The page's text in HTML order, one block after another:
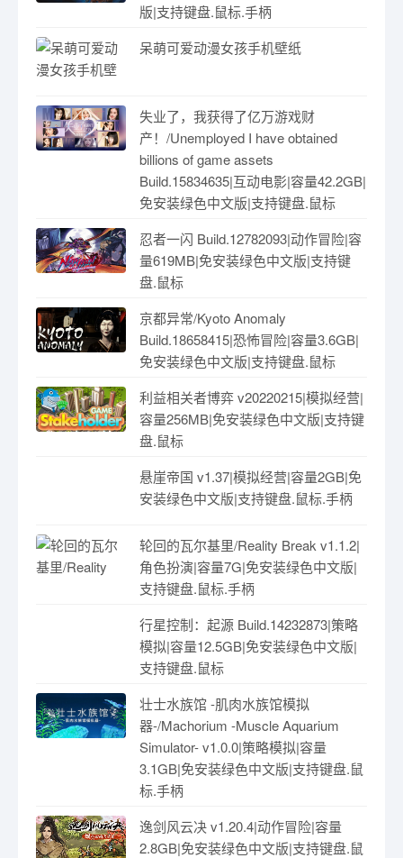
版|支持键盘.鼠标.手柄
呆萌可爱动漫女孩手机壁纸
失业了，我获得了亿万游戏财
产！/Unemployed I have obtained
billions of game assets
Build.15834635|互动电影|容量42.2GB|
免安装绿色中文版|支持键盘.鼠标
忍者一闪 Build.12782093|动作冒险|容
量619MB|免安装绿色中文版|支持键
盘.鼠标
京都异常/Kyoto Anomaly
Build.18658415|恐怖冒险|容量3.6GB|
免安装绿色中文版|支持键盘.鼠标
利益相关者博弈 v20220215|模拟经营|
容量256MB|免安装绿色中文版|支持键
盘.鼠标
悬崖帝国 v1.37|模拟经营|容量2GB|免
安装绿色中文版|支持键盘.鼠标.手柄
轮回的瓦尔基里/Reality Break v1.1.2|
角色扮演|容量7G|免安装绿色中文版|
支持键盘.鼠标.手柄
行星控制：起源 Build.14232873|策略
模拟|容量12.5GB|免安装绿色中文版|
支持键盘.鼠标
壮士水族馆 -肌肉水族馆模拟
器-/Machorium -Muscle Aquarium
Simulator- v1.0.0|策略模拟|容量
3.1GB|免安装绿色中文版|支持键盘.鼠
标.手柄
逸剑风云决 v1.20.4|动作冒险|容量
2.8GB|免安装绿色中文版|支持键盘.鼠